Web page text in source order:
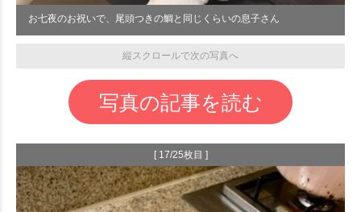
お七夜のお祝いで、尾頭つきの鯛と同じくらいの息子さん
縦スクロールで次の写真へ
写真の記事を読む
[ 17/25枚目 ]